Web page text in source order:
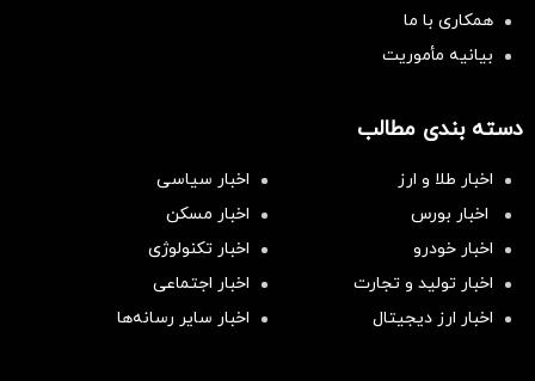
همکاری با ما
بیانیه مأموریت
دسته بندی مطالب
اخبار طلا و ارز
اخبار سیاسی
اخبار بورس
اخبار مسکن
اخبار خودرو
اخبار تکنولوژی
اخبار تولید و تجارت
اخبار اجتماعی
اخبار ارز دیجیتال
اخبار سایر رسانه‌‌ها